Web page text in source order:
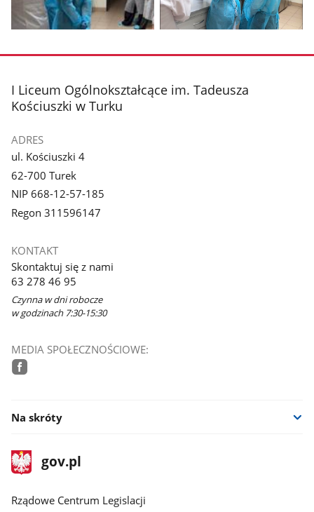
galerii.
galerii.
stopka
I Liceum Ogólnokształcące im. Tadeusza
Kościuszki w Turku
ADRES
ul. Kościuszki 4
62-700 Turek
NIP 668-12-57-185
Regon 311596147
KONTAKT
Skontaktuj się z nami
63 278 46 95
Czynna w dni robocze
w godzinach 7:30-15:30
MEDIA SPOŁECZNOŚCIOWE:
Na skróty
stopka
gov.plStrona
gov.pl
Rządowe Centrum Legislacji